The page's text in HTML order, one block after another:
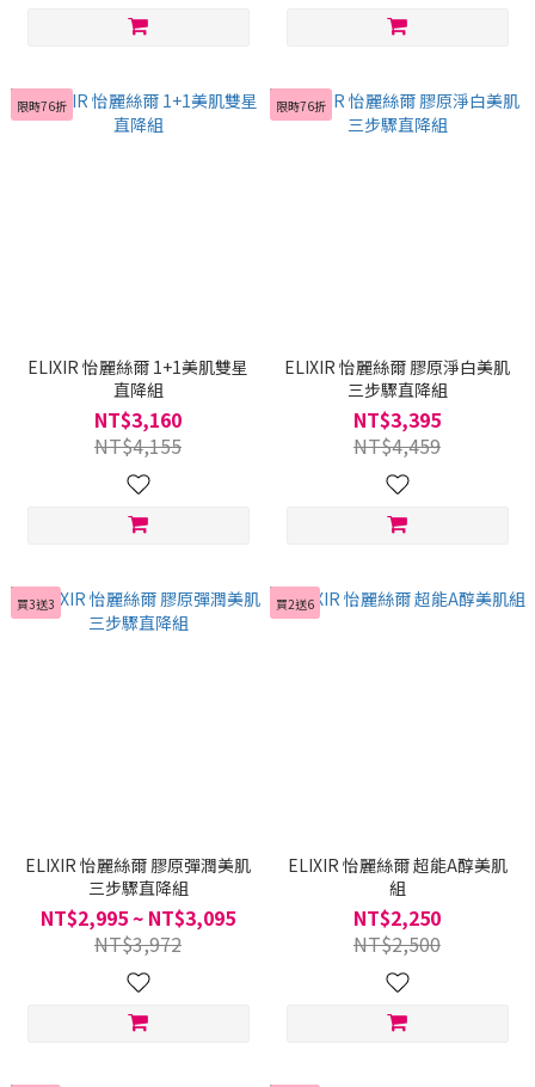
限時76折
ELIXIR 怡麗絲爾 1+1美肌雙星
直降組
NT$3,160
NT$4,155
限時76折
ELIXIR 怡麗絲爾 膠原淨白美肌
三步驟直降組
NT$3,395
NT$4,459
買3送3
ELIXIR 怡麗絲爾 膠原彈潤美肌
三步驟直降組
NT$2,995 ~ NT$3,095
NT$3,972
買2送6
ELIXIR 怡麗絲爾 超能A醇美肌
組
NT$2,250
NT$2,500